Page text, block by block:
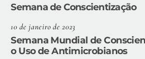
Semana de Conscientização
10 de janeiro de 2023
Semana Mundial de
o Uso de Antimicrobianos